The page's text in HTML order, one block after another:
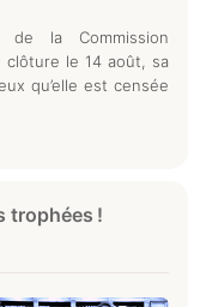
la Commission
clôture le 14 août, sa
qu’elle est censée
trophées !